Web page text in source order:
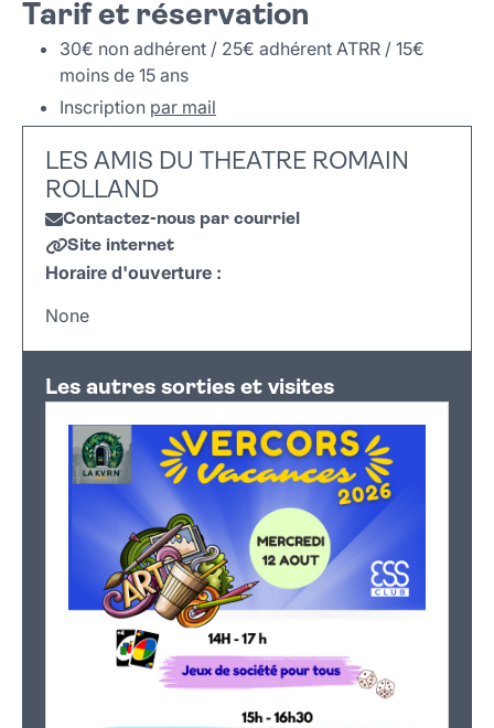
Tarif et réservation
30€ non adhérent / 25€ adhérent ATRR / 15€
moins de 15 ans
Inscription par mail
LES AMIS DU THEATRE ROMAIN
ROLLAND
Contactez-nous par courriel
Site internet
Horaire d'ouverture :
None
Les autres sorties et visites